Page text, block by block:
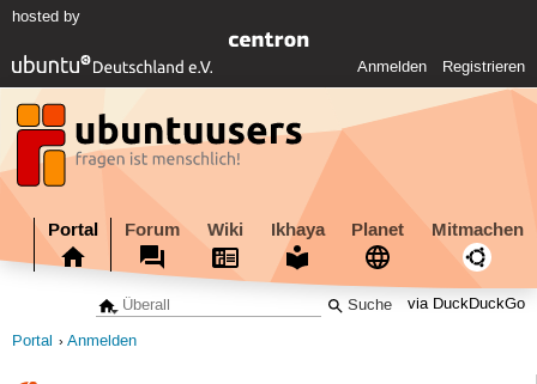
hosted by
Anmelden Registrieren
Portal Forum Wiki Ikhaya Planet Mitmachen
via DuckDuckGo
Portal Anmelden